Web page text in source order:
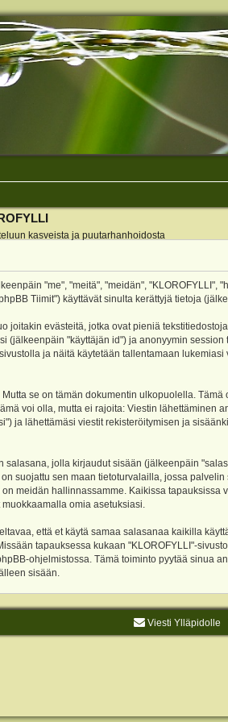
kasveista ja puutarhanhoidosta
"me", "meitä", "meidän", "KLOROFYLLI",
Tiimit") käyttävät sinulta kerättyjä tietoja
evästeitä, jotka ovat pieniä
"käyttäjän id") ja anonyymin
ja näitä käytetään tallentamaan
se on tämän dokumentin ulkopuolella.
voi olla, mutta ei rajoita: Viestin lähettäminen
ja lähettämäsi viestit rekisteröitymisen ja
jolla kirjaudut sisään (jälkeenpäin
suojattu sen maan tietoturvalailla, jossa
meidän hallinnassamme. Kaikissa tapauksissa
omia asetuksiasi.
että et käytä samaa salasanaa kaikilla
tapauksessa kukaan "KLOROFYLLI"-
ohjelmistossa. Tämä toiminto pyytää sinua
sisään.
Viesti Ylläpidolle